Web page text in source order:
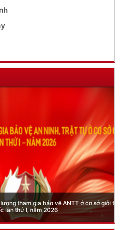
tham gia bảo vệ ANTT ở cơ sở giỏi toàn
thứ I, năm 2026